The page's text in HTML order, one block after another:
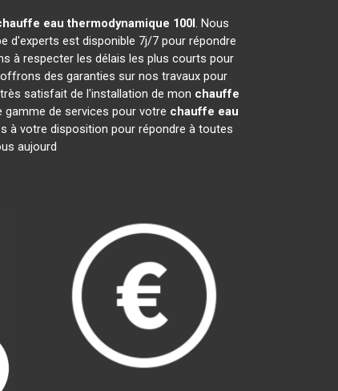
eau thermodynamique 100l. Nous
d'experts est disponible 7j/7 pour répondre
à respecter les délais les plus courts pour
des garanties sur nos travaux pour
satisfait de l'installation de mon chauffe
de services pour votre chauffe eau
à votre disposition pour répondre à toutes
aujourd